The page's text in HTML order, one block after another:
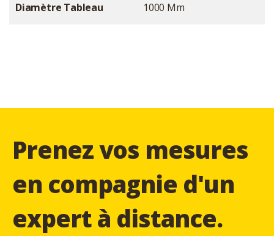
Diamètre Tableau 1000 Mm
Prenez vos mesures
en compagnie d'un
expert à distance.